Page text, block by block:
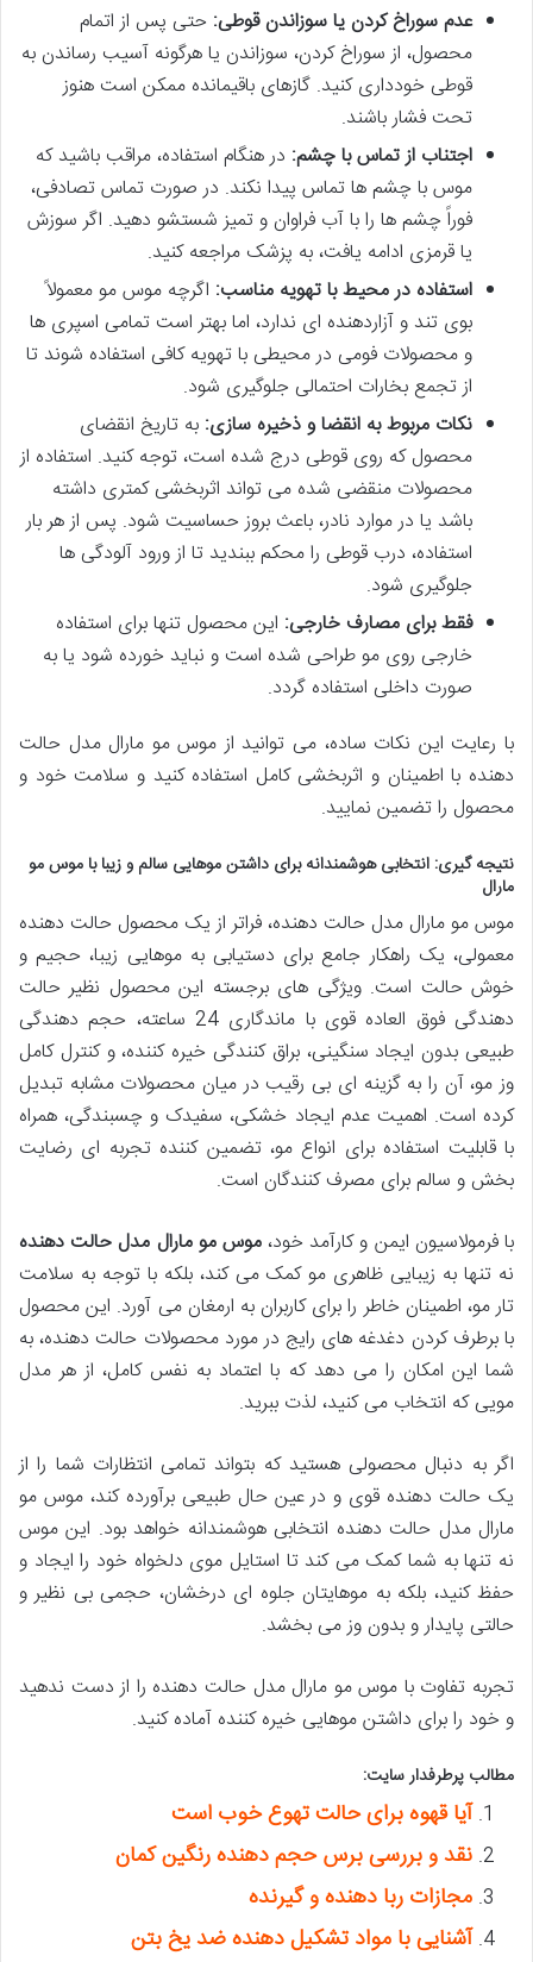
عدم سوراخ کردن یا سوزاندن قوطی: حتی پس از اتمام
محصول، از سوراخ کردن، سوزاندن یا هرگونه آسیب رساندن به
قوطی خودداری کنید. گازهای باقیمانده ممکن است هنوز
تحت فشار باشند.
اجتناب از تماس با چشم: در هنگام استفاده، مراقب باشید که
موس با چشم ها تماس پیدا نکند. در صورت تماس تصادفی،
فوراً چشم ها را با آب فراوان و تمیز شستشو دهید. اگر سوزش
یا قرمزی ادامه یافت، به پزشک مراجعه کنید.
استفاده در محیط با تهویه مناسب: اگرچه موس مو معمولاً
بوی تند و آزاردهنده ای ندارد، اما بهتر است تمامی اسپری ها
و محصولات فومی در محیطی با تهویه کافی استفاده شوند تا
از تجمع بخارات احتمالی جلوگیری شود.
نکات مربوط به انقضا و ذخیره سازی: به تاریخ انقضای
محصول که روی قوطی درج شده است، توجه کنید. استفاده از
محصولات منقضی شده می تواند اثربخشی کمتری داشته
باشد یا در موارد نادر، باعث بروز حساسیت شود. پس از هر بار
استفاده، درب قوطی را محکم ببندید تا از ورود آلودگی ها
جلوگیری شود.
فقط برای مصارف خارجی: این محصول تنها برای استفاده
خارجی روی مو طراحی شده است و نباید خورده شود یا به
صورت داخلی استفاده گردد.
با رعایت این نکات ساده، می توانید از موس مو مارال مدل حالت
دهنده با اطمینان و اثربخشی کامل استفاده کنید و سلامت خود و
محصول را تضمین نمایید.
نتیجه گیری: انتخابی هوشمندانه برای داشتن موهایی سالم و زیبا با موس مو
مارال
موس مو مارال مدل حالت دهنده، فراتر از یک محصول حالت دهنده
معمولی، یک راهکار جامع برای دستیابی به موهایی زیبا، حجیم و
خوش حالت است. ویژگی های برجسته این محصول نظیر حالت
دهندگی فوق العاده قوی با ماندگاری 24 ساعته، حجم دهندگی
طبیعی بدون ایجاد سنگینی، براق کنندگی خیره کننده، و کنترل کامل
وز مو، آن را به گزینه ای بی رقیب در میان محصولات مشابه تبدیل
کرده است. اهمیت عدم ایجاد خشکی، سفیدک و چسبندگی، همراه
با قابلیت استفاده برای انواع مو، تضمین کننده تجربه ای رضایت
بخش و سالم برای مصرف کنندگان است.
با فرمولاسیون ایمن و کارآمد خود،موس مو مارال مدل حالت دهنده
نه تنها به زیبایی ظاهری مو کمک می کند، بلکه با توجه به سلامت
تار مو، اطمینان خاطر را برای کاربران به ارمغان می آورد. این محصول
با برطرف کردن دغدغه های رایج در مورد محصولات حالت دهنده، به
شما این امکان را می دهد که با اعتماد به نفس کامل، از هر مدل
مویی که انتخاب می کنید، لذت ببرید.
اگر به دنبال محصولی هستید که بتواند تمامی انتظارات شما را از
یک حالت دهنده قوی و در عین حال طبیعی برآورده کند، موس مو
مارال مدل حالت دهنده انتخابی هوشمندانه خواهد بود. این موس
نه تنها به شما کمک می کند تا استایل موی دلخواه خود را ایجاد و
حفظ کنید، بلکه به موهایتان جلوه ای درخشان، حجمی بی نظیر و
حالتی پایدار و بدون وز می بخشد.
تجربه تفاوت با موس مو مارال مدل حالت دهنده را از دست ندهید
و خود را برای داشتن موهایی خیره کننده آماده کنید.
مطالب پرطرفدار سایت:
آیا قهوه برای حالت تهوع خوب است
نقد و بررسی برس حجم دهنده رنگین کمان
مجازات ربا دهنده و گیرنده
آشنایی با مواد تشکیل دهنده ضد یخ بتن